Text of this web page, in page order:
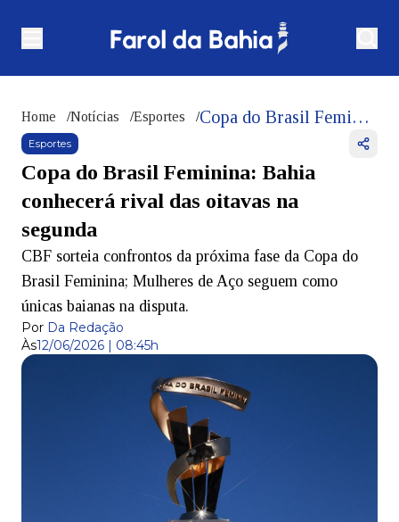
Home /Notícias /Esportes / Copa do Brasil Feminina: Bahia conhecerá rival das oitavas na segunda
Esportes
Copa do Brasil Feminina: Bahia
conhecerá rival das oitavas na
segunda
CBF sorteia confrontos da próxima fase da Copa do
Brasil Feminina; Mulheres de Aço seguem como
únicas baianas na disputa.
Por Da Redação
Às12/06/2026 | 08:45h